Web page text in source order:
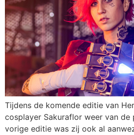
Tijdens de komende editie van
cosplayer Sakuraflor weer van de
vorige editie was zij ook al